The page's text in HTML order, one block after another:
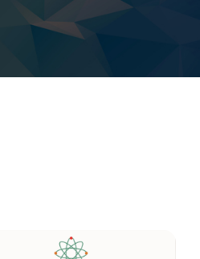
الإصدار الأول - العدد
الإصدار الثاني - العدد